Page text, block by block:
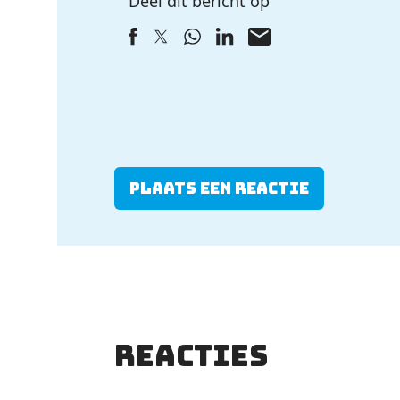
Plaats een reactie
Reacties